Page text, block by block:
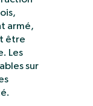
armé,
être
Les
sur